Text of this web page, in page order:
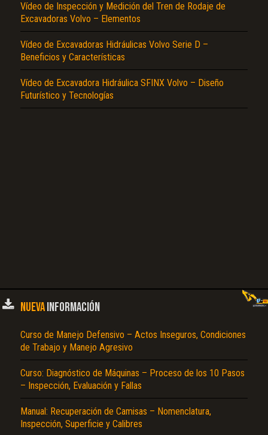
Vídeo de Inspección y Medición del Tren de Rodaje de
Excavadoras Volvo – Elementos
Vídeo de Excavadoras Hidráulicas Volvo Serie D –
Beneficios y Características
Vídeo de Excavadora Hidráulica SFINX Volvo – Diseño
Futurístico y Tecnologías
NUEVAINFORMACIÓN
Curso de Manejo Defensivo – Actos Inseguros, Condiciones
de Trabajo y Manejo Agresivo
Curso: Diagnóstico de Máquinas – Proceso de los 10 Pasos
– Inspección, Evaluación y Fallas
Manual: Recuperación de Camisas – Nomenclatura,
Inspección, Superficie y Calibres
El Título es incorrecto según el contenido.
Texto o Imagen de portada son erróneos.